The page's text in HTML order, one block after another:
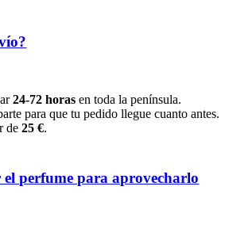
24-72 horas en toda la península.
para que tu pedido llegue cuanto antes.
de25 €.
perfume para aprovecharlo